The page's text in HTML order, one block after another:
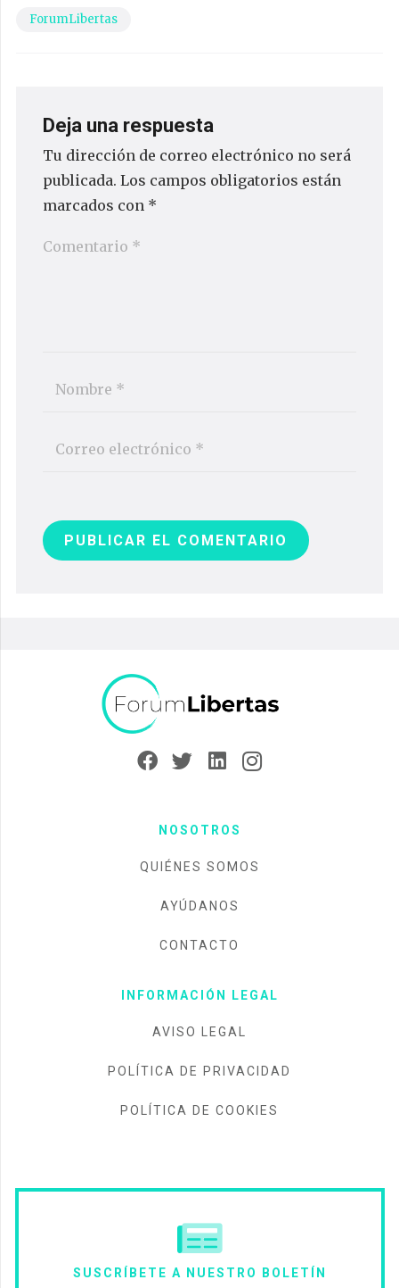
ForumLibertas
Deja una respuesta
Tu dirección de correo electrónico no será
publicada. Los campos obligatorios están
marcados con *
PUBLICAR EL COMENTARIO
NOSOTROS
QUIÉNES SOMOS
AYÚDANOS
CONTACTO
INFORMACIÓN LEGAL
AVISO LEGAL
POLÍTICA DE PRIVACIDAD
POLÍTICA DE COOKIES
SUSCRÍBETE A NUESTRO BOLETÍN